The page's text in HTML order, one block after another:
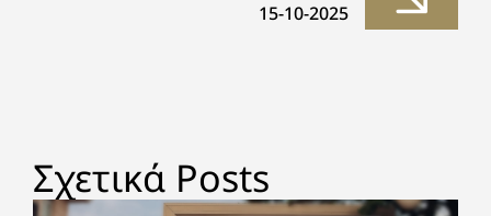
15-10-2025
Σχετικά Posts